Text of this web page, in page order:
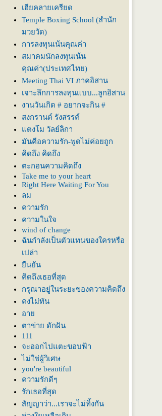
เฮียคลายเครียด
Temple Boxing School (สำนัก
มวยวัด)
การลงทุนเน้นคุณค่า
สมาคมนักลงทุนเน้น
คุณค่า(ประเทศไทย)
Meeting Thai VI ภาคอิสาน
เจาะลึกการลงทุนแบบ...ลูกอิสาน
งานวันเกิด # อยากจะกิน #
สงกรานต์ รังสรรค์
ตงโม วัลย์ลิกา
มันคือความรัก-พูดไม่ค่อยถูก
คิดถึง คิดถึง
ตะกอนความคิดถึง
Take me to your heart
Right Here Waiting For You
ลม
ความรัก
ความในใจ
wind of change
ฉันกำลังเป็นตัวแทนของใครหรือ
เปล่า
ืนยัน
คิดถึงเธอที่สุด
กรุณาอยู่ในระยะของความคิดถึง
คงไม่ทัน
อา
ตาข่าย ดักฝัน
111
จะออกไปแตะขอบฟ้า
ไม่ใช่ผู้วิเศษ
you're beautiful
ความรักดีๆ
รักเธอที่สุด
สัญญาว่า...เราจะไม่ทิ้งกัน